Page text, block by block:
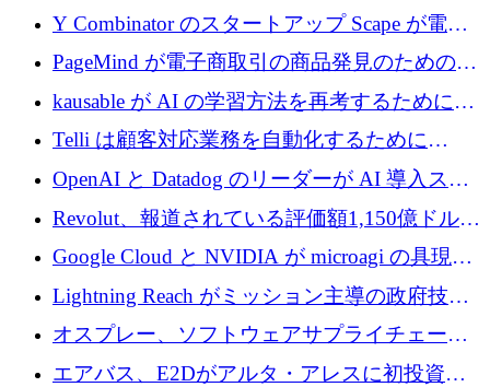
国のヘルステック挑戦者が1900万ドルを獲得
Y Combinator のスタートアップ Scape が電子
メールを再考するために 320 万ドルを調達し
てステルスから浮上
PageMind が電子商取引の商品発見のための
AI を拡張するために 120 万ユーロを調達
kausable が AI の学習方法を再考するために
1,200 万ユーロを調達
Telli は顧客対応業務を自動化するために
1,500 万ドルのシードを確保
OpenAI と Datadog のリーダーが AI 導入スタ
ートアップ Arrakis を支援
Revolut、報道されている評価額1,150億ドルで
の新たな二次株式売却を確認
Google Cloud と NVIDIA が microagi の具現化
された AI の野望を推進
Lightning Reach がミッション主導の政府技術
グループとしてポートフォリオを拡大し ETG
に買収
オスプレー、ソフトウェアサプライチェーン
攻撃を阻止するために265万ドルを確保
エアバス、E2Dがアルタ・アレスに初投資、